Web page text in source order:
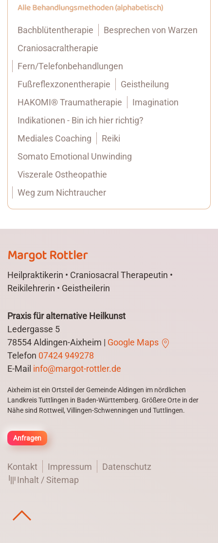
Alle Behandlungsmethoden (alphabetisch)
Bachblütentherapie
Besprechen von Warzen
Craniosacraltherapie
Fern/Telefonbehandlungen
Fußreflexzonentherapie
Geistheilung
HAKOMI® Traumatherapie
Imagination
Indikationen - Bin ich hier richtig?
Mediales Coaching
Reiki
Somato Emotional Unwinding
Viszerale Ostheopathie
Weg zum Nichtraucher
Margot Rottler
Heilpraktikerin • Craniosacral Therapeutin •
Reikilehrerin • Geistheilerin
Praxis für alternative Heilkunst
Ledergasse 5
78554 Aldingen-Aixheim | Google Maps
Telefon 07424 949278
E-Mail info@margot-rottler.de
Aixheim ist ein Ortsteil der Gemeinde Aldingen im nördlichen
Landkreis Tuttlingen in Baden-Württemberg. Größere Orte in der
Nähe sind Rottweil, Villingen-Schwenningen und Tuttlingen.
Anfragen
Kontakt Impressum
Datenschutz
Inhalt / Sitemap